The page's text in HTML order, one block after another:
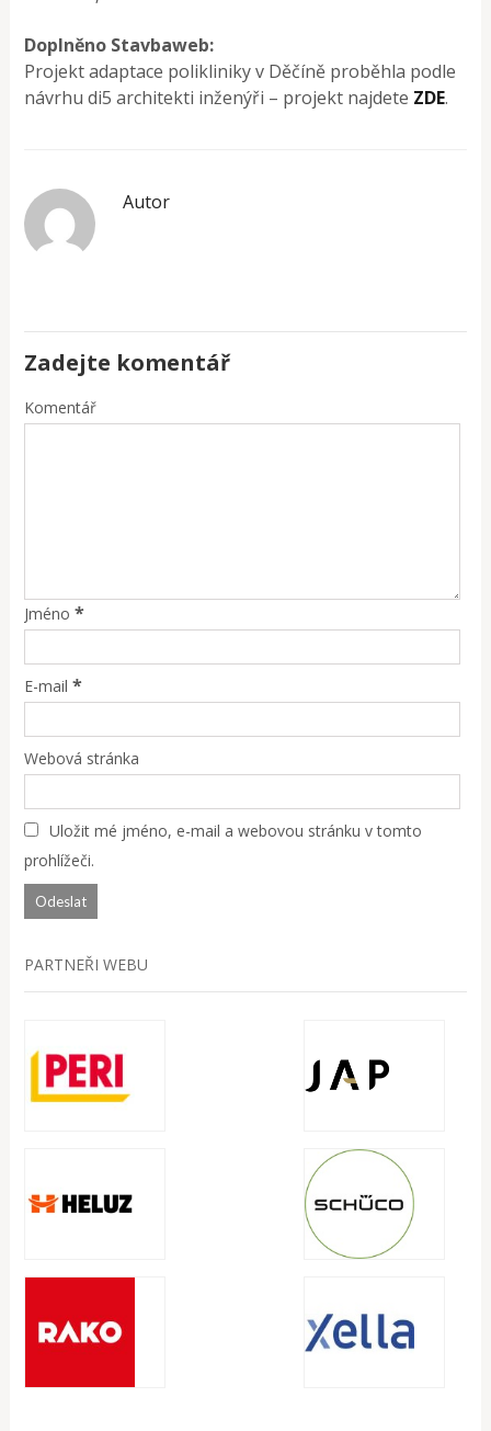
Doplněno Stavbaweb:
Projekt adaptace polikliniky v Děčíně proběhla podle
návrhu di5 architekti inženýři – projekt najdete ZDE.
Autor
Zadejte komentář
Komentář
Jméno *
E-mail *
Webová stránka
Uložit mé jméno, e-mail a webovou stránku v tomto
prohlížeči.
PARTNEŘI WEBU